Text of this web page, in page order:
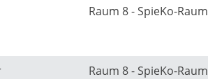
Raum 8 - SpieKo-Raum
Raum 8 - SpieKo-Raum